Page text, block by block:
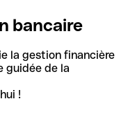
bancaire
la gestion financière
guidée de la
!